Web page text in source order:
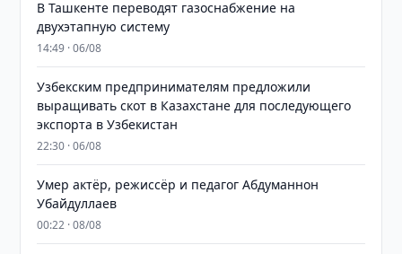
В Ташкенте переводят газоснабжение на
двухэтапную систему
14:49 · 06/08
Узбекским предпринимателям предложили
выращивать скот в Казахстане для последующего
экспорта в Узбекистан
22:30 · 06/08
Умер актёр, режиссёр и педагог Абдуманнон
Убайдуллаев
00:22 · 08/08